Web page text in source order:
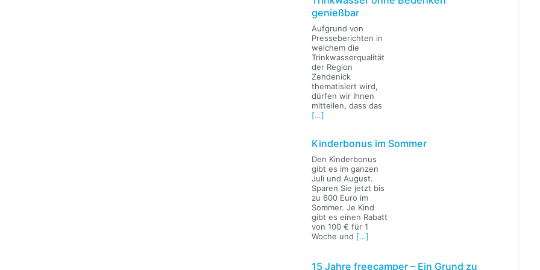
genießbar
Aufgrund von
Presseberichten in
welchem die
Trinkwasserqualität
der Region
Zehdenick
thematisiert wird,
dürfen wir Ihnen
mitteilen, dass das
[…]
Kinderbonus im Sommer
Den Kinderbonus
gibt es im ganzen
Juli und August.
Sparen Sie jetzt bis
zu 600 Euro im
Sommer. Je Kind
gibt es einen Rabatt
von 100 € für 1
Woche und […]
15 Jahre freecamper – Ein Grund zu